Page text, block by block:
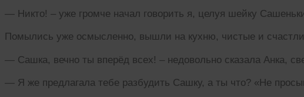
— Никто! – уже громче начал говорить я, целуя шейку
Помылись уже осмысленно, вышли на кухню, чистые и
— Сашка, вечно ты вперёд всех! – недовольно сказала Анка,
— Я же предлагала тебе разбудить Сашку, а ты что? «Не